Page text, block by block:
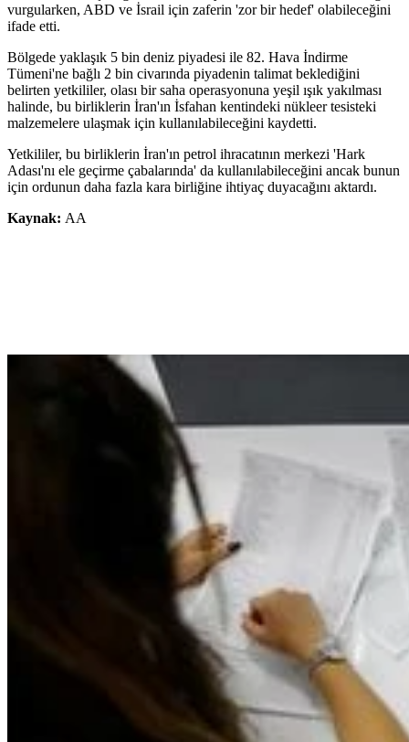
vurgularken, ABD ve İsrail için zaferin 'zor bir hedef' olabileceğini
ifade etti.
Bölgede yaklaşık 5 bin deniz piyadesi ile 82. Hava İndirme
Tümeni'ne bağlı 2 bin civarında piyadenin talimat beklediğini
belirten yetkililer, olası bir saha operasyonuna yeşil ışık yakılması
halinde, bu birliklerin İran'ın İsfahan kentindeki nükleer tesisteki
malzemelere ulaşmak için kullanılabileceğini kaydetti.
Yetkililer, bu birliklerin İran'ın petrol ihracatının merkezi 'Hark
Adası'nı ele geçirme çabalarında' da kullanılabileceğini ancak bunun
için ordunun daha fazla kara birliğine ihtiyaç duyacağını aktardı.
Kaynak: AA